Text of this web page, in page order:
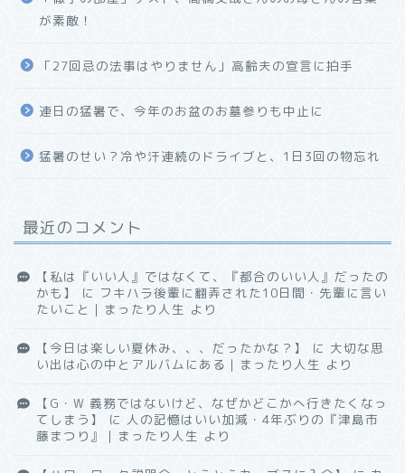
が素敵！
「27回忌の法事はやりません」高齢夫の宣言に拍手
連日の猛暑で、今年のお盆のお墓参りも中止に
猛暑のせい？冷や汗連続のドライブと、1日3回の物忘れ
最近のコメント
【私は『いい人』ではなくて、『都合のいい人』だったの
かも】
に フキハラ後輩に翻弄された10日間・先輩に言い
たいこと｜まったり人生 より
【今日は楽しい夏休み、、、だったかな？】 に 大切な思
い出は心の中とアルバムにある｜まったり人生 より
【G・W 義務ではないけど、なぜかどこかへ行きたくなっ
てしまう】
に 人の記憶はいい加減・4年ぶりの『津島市
藤まつり』｜まったり人生 より